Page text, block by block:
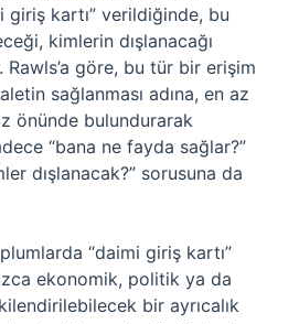
giriş kartı” verildiğinde, bu
kimlerin dışlanacağı
Rawls’a göre, bu tür bir erişim
sağlanması adına, en az
önünde bulundurarak
“bana ne fayda sağlar?”
dışlanacak?” sorusuna da
“daimi giriş kartı”
ekonomik, politik ya da
bir ayrıcalık